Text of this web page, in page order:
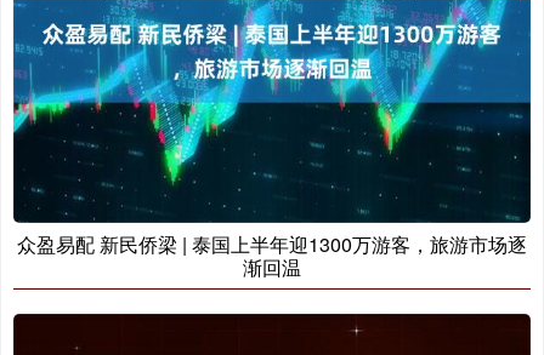
众盈易配 新民侨梁 | 泰国上半年迎1300万游客，旅游市场逐
渐回温